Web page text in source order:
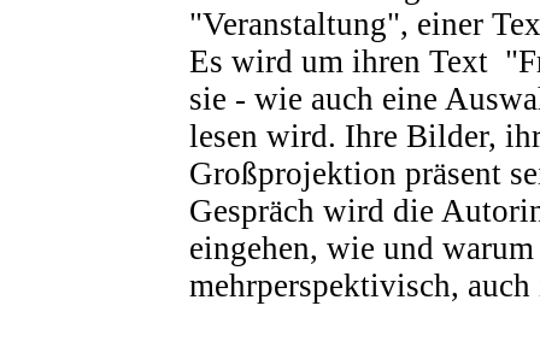
"Veranstaltung", einer
Es wird um ihren Text
sie - wie auch eine
lesen wird. Ihre Bilder,
Großprojektion präsent
Gespräch wird die
eingehen, wie und warum
mehrperspektivisch,